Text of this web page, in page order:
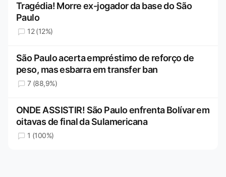
Tragédia! Morre ex-jogador da base do São
Paulo
12 (12%)
São Paulo acerta empréstimo de reforço de
peso, mas esbarra em transfer ban
7 (88,9%)
ONDE ASSISTIR! São Paulo enfrenta Bolívar em
oitavas de final da Sulamericana
1 (100%)